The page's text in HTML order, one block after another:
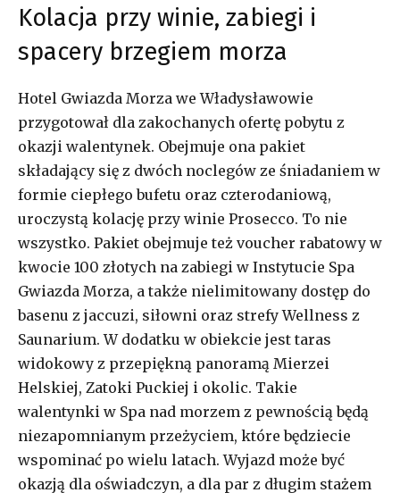
Kolacja przy winie, zabiegi i
spacery brzegiem morza
Hotel Gwiazda Morza we Władysławowie
przygotował dla zakochanych ofertę pobytu z
okazji walentynek. Obejmuje ona pakiet
składający się z dwóch noclegów ze śniadaniem w
formie ciepłego bufetu oraz czterodaniową,
uroczystą kolację przy winie Prosecco. To nie
wszystko. Pakiet obejmuje też voucher rabatowy w
kwocie 100 złotych na zabiegi w Instytucie Spa
Gwiazda Morza, a także nielimitowany dostęp do
basenu z jaccuzi, siłowni oraz strefy Wellness z
Saunarium. W dodatku w obiekcie jest taras
widokowy z przepiękną panoramą Mierzei
Helskiej, Zatoki Puckiej i okolic. Takie
walentynki w Spa nad morzem z pewnością będą
niezapomnianym przeżyciem, które będziecie
wspominać po wielu latach. Wyjazd może być
okazją dla oświadczyn, a dla par z długim stażem